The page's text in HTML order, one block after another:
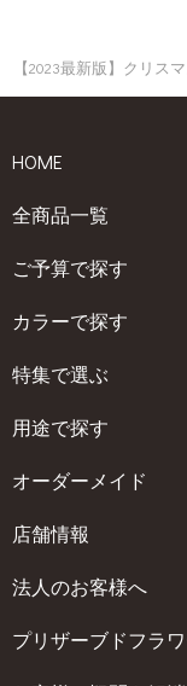
【2023最新版】クリス
HOME
全商品一覧
ご予算で探す
カラーで探す
特集で選ぶ
用途で探す
オーダーメイド
店舗情報
法人のお客様へ
プリザーブドフラ